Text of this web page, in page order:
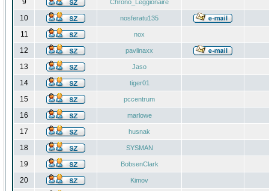
9 Chrono_Leggionaire
10 nosferatu135
11 nox
12 pavlinaxx
13 Jaso
14 tiger01
15 pccentrum
16 marlowe
17 husnak
18 SYSMAN
19 BobsenClark
20 Kimov